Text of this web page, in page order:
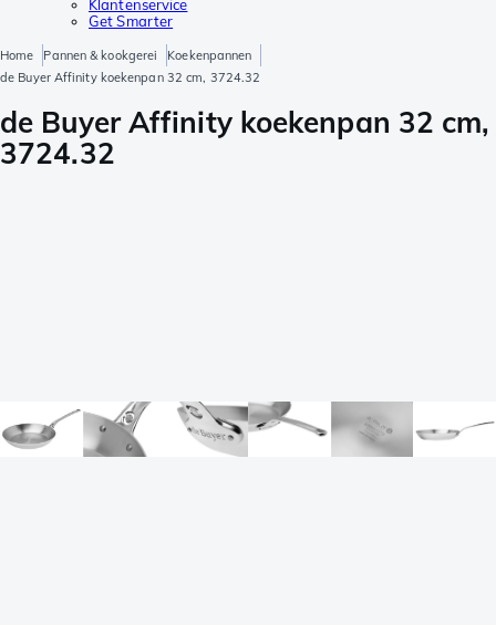
Klantenservice
Get Smarter
Home Pannen & kookgerei
Koekenpannen
de Buyer Affinity koekenpan 32 cm, 3724.32
de Buyer Affinity koekenpan 32 cm,
3724.32